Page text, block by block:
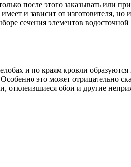
после этого заказывать или
и зависит от изготовителя,
сечения элементов
и по краям кровли
это может отрицательно
отклеившиеся обои и другие